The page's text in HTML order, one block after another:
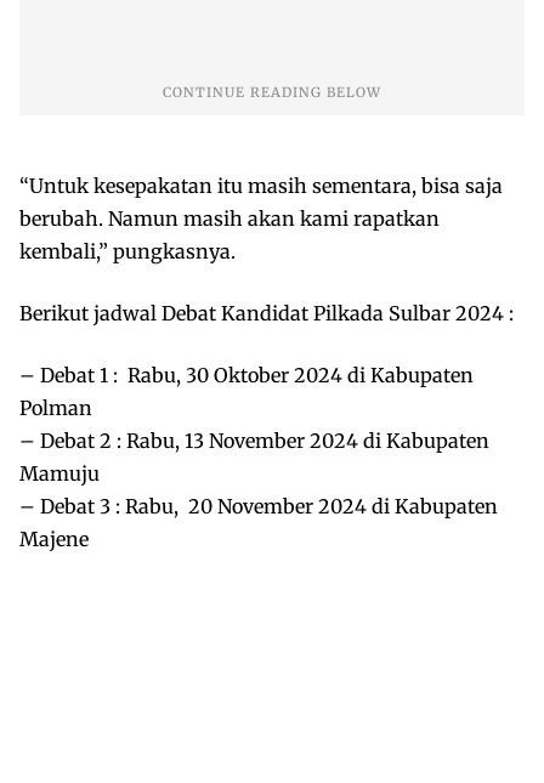
“Untuk kesepakatan itu masih sementara, bisa saja
berubah. Namun masih akan kami rapatkan
kembali,” pungkasnya.
Berikut jadwal Debat Kandidat Pilkada Sulbar 2024 :
– Debat 1 : Rabu, 30 Oktober 2024 di Kabupaten
Polman
– Debat 2 : Rabu, 13 November 2024 di Kabupaten
Mamuju
– Debat 3 : Rabu, 20 November 2024 di Kabupaten
Majene